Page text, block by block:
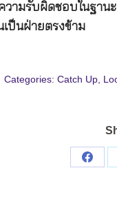
วามรับผิดชอบในฐ
เป็นฝ่ายตรงข้าม
Categories: Catch Up
Share